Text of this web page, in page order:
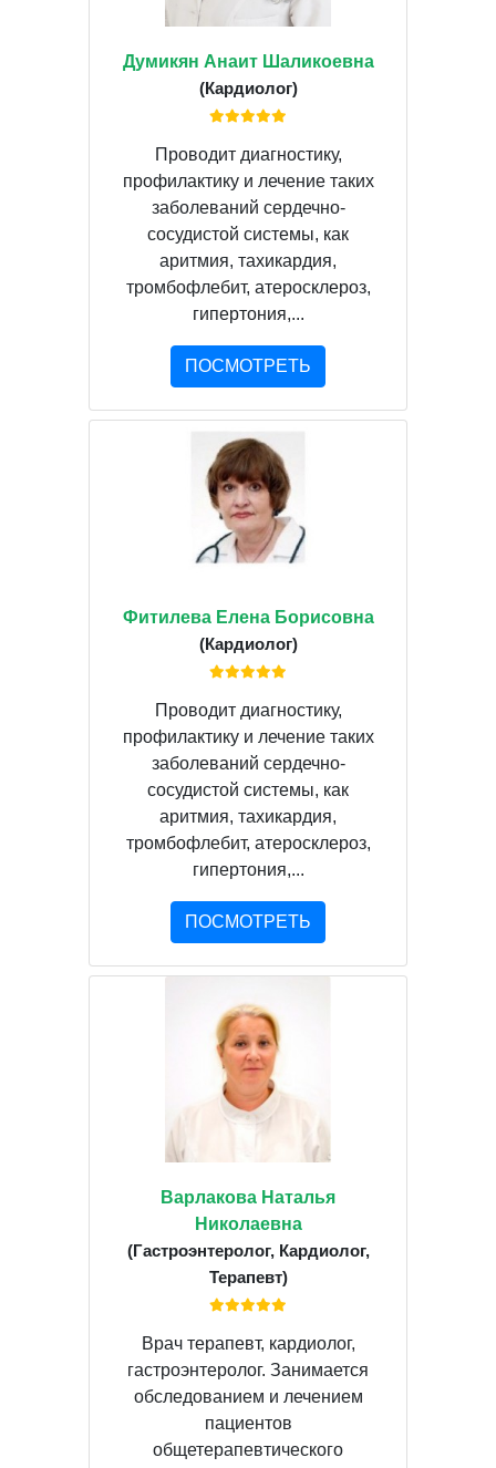
Думикян Анаит Шаликоевна
(Кардиолог)
Проводит диагностику,
профилактику и лечение таких
заболеваний сердечно-
сосудистой системы, как
аритмия, тахикардия,
тромбофлебит, атеросклероз,
гипертония,...
ПОСМОТРЕТЬ
Фитилева Елена Борисовна
(Кардиолог)
Проводит диагностику,
профилактику и лечение таких
заболеваний сердечно-
сосудистой системы, как
аритмия, тахикардия,
тромбофлебит, атеросклероз,
гипертония,...
ПОСМОТРЕТЬ
Варлакова Наталья
Николаевна
(Гастроэнтеролог, Кардиолог,
Терапевт)
Врач терапевт, кардиолог,
гастроэнтеролог. Занимается
обследованием и лечением
пациентов
общетерапевтического